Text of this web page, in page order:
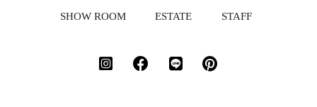
SHOW ROOM ESTATE STAFF